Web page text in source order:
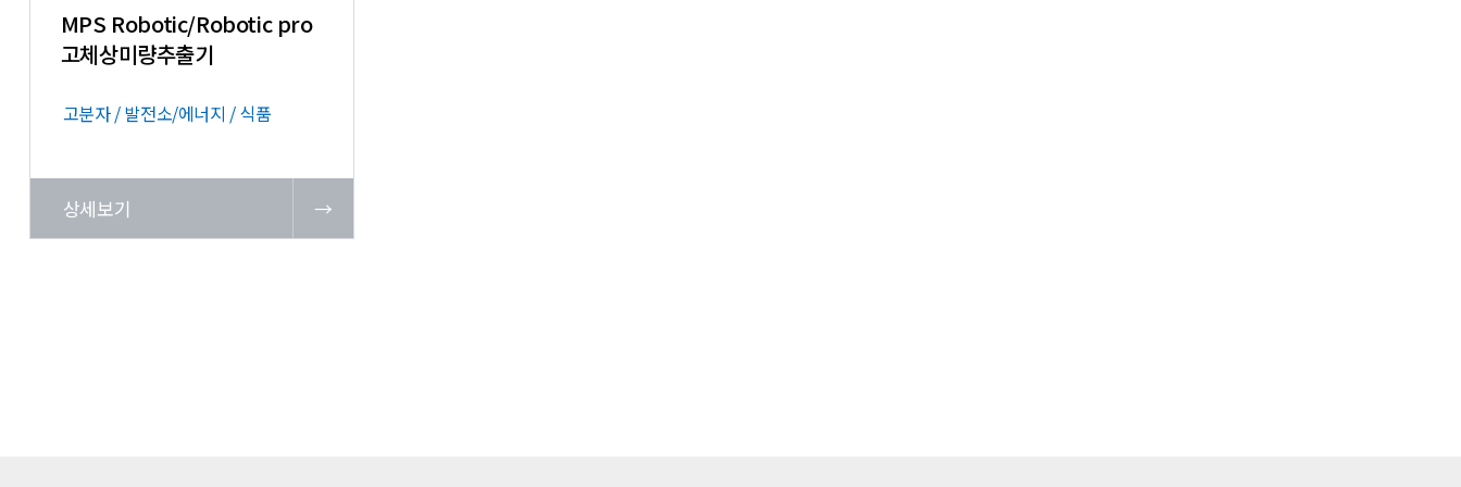
MPS Robotic/Robotic pro
고체상미량추출기
고분자 / 발전소/에너지 / 식품
상세보기 →